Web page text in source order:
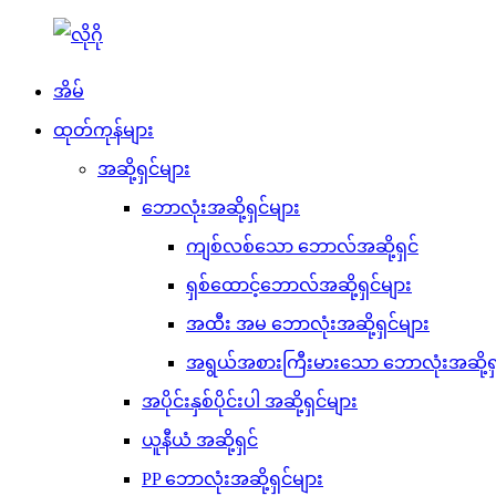
အိမ်
ထုတ်ကုန်များ
အဆို့ရှင်များ
ဘောလုံးအဆို့ရှင်များ
ကျစ်လစ်သော ဘောလ်အဆို့ရှင်
ရှစ်ထောင့်ဘောလ်အဆို့ရှင်များ
အထီး အမ ဘောလုံးအဆို့ရှင်များ
အရွယ်အစားကြီးမားသော ဘောလုံးအဆို့
အပိုင်းနှစ်ပိုင်းပါ အဆို့ရှင်များ
ယူနီယံ အဆို့ရှင်
PP ဘောလုံးအဆို့ရှင်များ